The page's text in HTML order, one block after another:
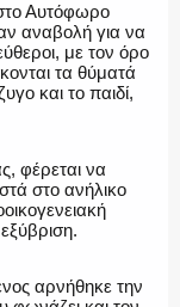
Αυτόφωρο
αναβολή για να
με τον όρο
τα θύματά
και το παιδί,
φέρεται να
στο ανήλικο
αρνήθηκε την